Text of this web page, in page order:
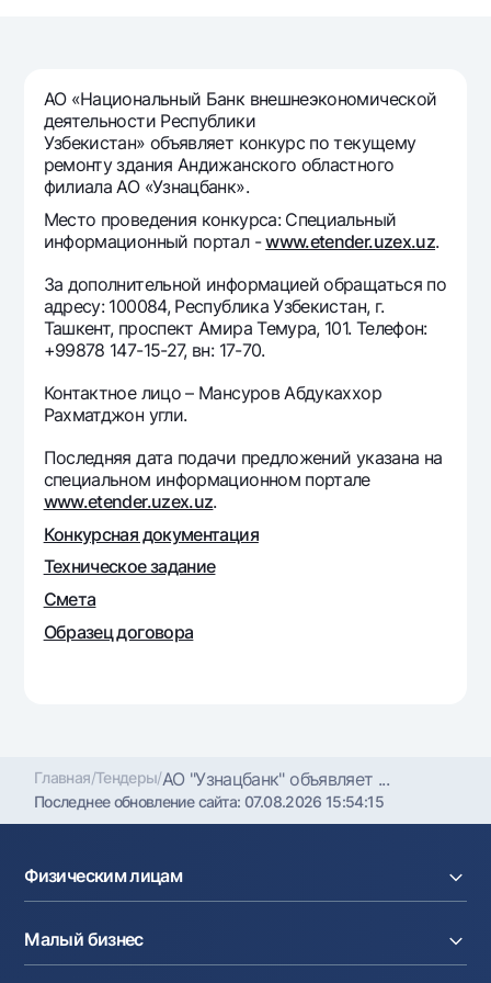
Золотые слитки от НБУ
Серебряный депозит
Visa FIFA
Mastercard
Зарплатные
Garmin pay
Тарифы
Акции
Мобильное приложение Milliy
Часто задаваемые вопросы
Ищите по сайту
Найти
Полезные ссылки
Пресс-центр
Офисы и банкоматы
Согласие на обработку персональных данных
Следите за нами в соцсетях
АО «Национальный Банк внешнеэкономической
деятельности Республики
Узбекистан» объявляет конкурс по текущему
ремонту здания Андижанского областного
филиала АО «Узнацбанк».
Место проведения конкурса: Специальный
информационный портал -www.etender.uzex.uz.
За дополнительной информацией обращаться по
адресу: 100084, Республика Узбекистан, г.
Ташкент, проспект Амира Темура, 101. Телефон:
+99878 147-15-27, вн: 17-70.
Контактное лицо – Мансуров Абдукаххор
Рахматджон угли.
Последняя дата подачи предложений указана на
специальном информационном портале
www.etender.uzex.uz.
Конкурсная документация
Техническое задание
Смета
Образец договора
Главная/Тендеры/АО "Узнацбанк" объявляет ...
Последнее обновление сайта:07.08.2026 15:54:15
Физическим лицам
Вклады
Карты
Малый бизнес